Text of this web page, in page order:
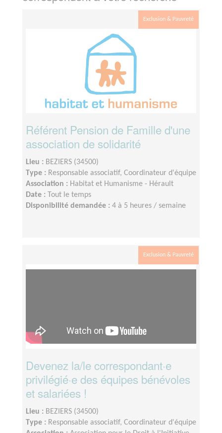
Exclusion & Pauvreté
Référent Pension de Famille d'une
association de solidarité
Lieu : BEZIERS (34500)
Type : Responsable associatif, Coordinateur d'équipe
Association : Habitat et Humanisme - Hérault
Date :
Tout le temps
Disponibilité demandée : 4 à 5 heures / semaine
Exclusion & Pauvreté
Devenez la/le correspondant·e
privilégié·e des équipes bénévoles
et salariées !
Lieu : BEZIERS (34500)
Type : Responsable associatif, Coordinateur d'équipe